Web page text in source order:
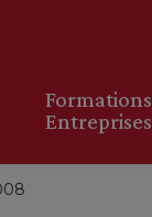
Formations
Entreprises